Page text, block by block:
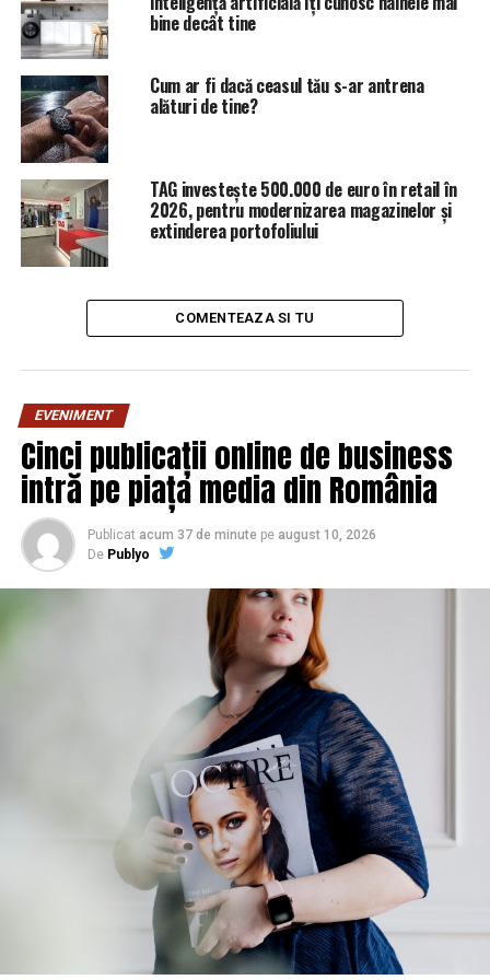
URMATORUL
Aşteptaţi-vă la ce e mai rău! La iarnă nu mai scăpăm |
Sibiul de AZI
NU RATATI
Adina Florea – propunerea pentru funcţia de procuror-
şef al DNA | Sibiul de AZI
bine decât tine
Cum ar fi dacă ceasul tău s-ar antrena
alături de tine?
TAG investește 500.000 de euro în retail în
2026, pentru modernizarea magazinelor și
extinderea portofoliului
COMENTEAZA SI TU
EVENIMENT
Cinci publicații online de business
intră pe piața media din România
Publicat acum 37 de minute pe august 10, 2026
De Publyo